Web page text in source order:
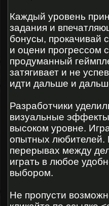
Каждый уровень
задания и
бонусы, прокачивай
и оцени прогрессом
продуманный
затягивает и не
идти дальше и
Разработчики
визуальные
высоком уровне.
опытных любителей.
перерывах между
играть в любое
выбором.
Не пропусти